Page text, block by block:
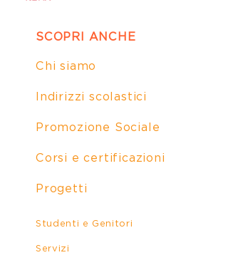
SCOPRI ANCHE
Chi siamo
Indirizzi scolastici
Promozione Sociale
Corsi e certificazioni
Progetti
Studenti e Genitori
Servizi